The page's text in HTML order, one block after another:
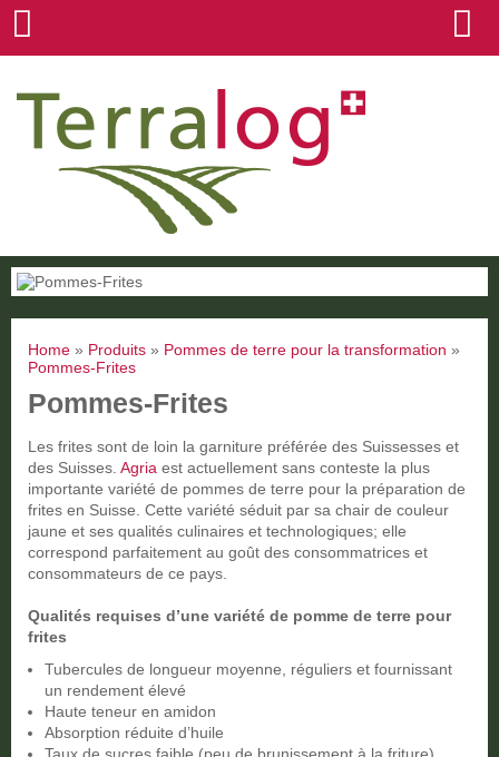
Home » Produits » Pommes de terre pour la transformation »
Pommes-Frites
Pommes-Frites
Les frites sont de loin la garniture préférée des Suissesses et
des Suisses. Agria est actuellement sans conteste la plus
importante variété de pommes de terre pour la préparation de
frites en Suisse. Cette variété séduit par sa chair de couleur
jaune et ses qualités culinaires et technologiques; elle
correspond parfaitement au goût des consommatrices et
consommateurs de ce pays.
Qualités requises d’une variété de pomme de terre pour
frites
Tubercules de longueur moyenne, réguliers et fournissant
un rendement élevé
Haute teneur en amidon
Absorption réduite d’huile